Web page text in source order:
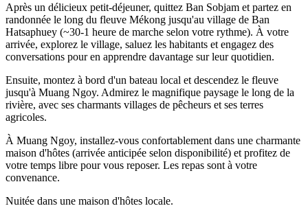
Après un délicieux petit-déjeuner, quittez Ban Sobjam et partez en
randonnée le long du fleuve Mékong jusqu'au village de Ban
Hatsaphuey (~30-1 heure de marche selon votre rythme). À votre
arrivée, explorez le village, saluez les habitants et engagez des
conversations pour en apprendre davantage sur leur quotidien.
Ensuite, montez à bord d'un bateau local et descendez le fleuve
jusqu'à Muang Ngoy. Admirez le magnifique paysage le long de la
rivière, avec ses charmants villages de pêcheurs et ses terres
agricoles.
À Muang Ngoy, installez-vous confortablement dans une charmante
maison d'hôtes (arrivée anticipée selon disponibilité) et profitez de
votre temps libre pour vous reposer. Les repas sont à votre
convenance.
Nuitée dans une maison d'hôtes locale.